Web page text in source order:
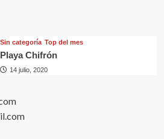
Sin categorí­a Top del mes
Playa Chifrón
14 julio, 2020